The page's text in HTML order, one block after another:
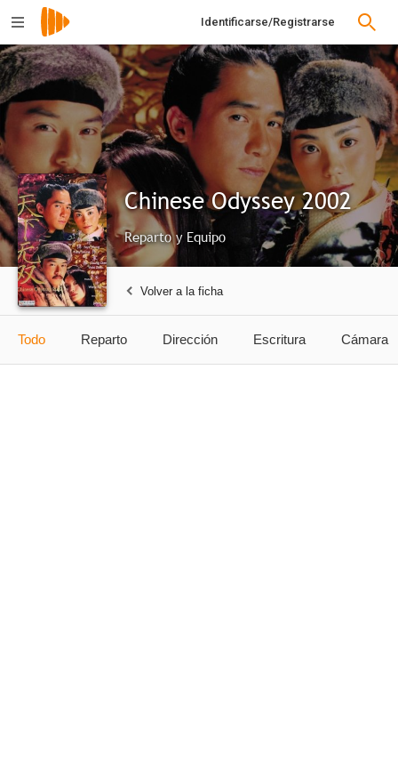
Identificarse/Registrarse
Chinese Odyssey 2002
Reparto y Equipo
Volver a la ficha
Todo Reparto Dirección Escritura Cámara